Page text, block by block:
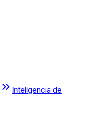
Inteligencia de